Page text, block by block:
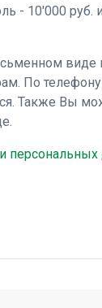
- 10'000 руб.
виде
По
Также Вы
персональных